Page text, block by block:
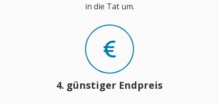
in die Tat um.
4. günstiger Endpreis